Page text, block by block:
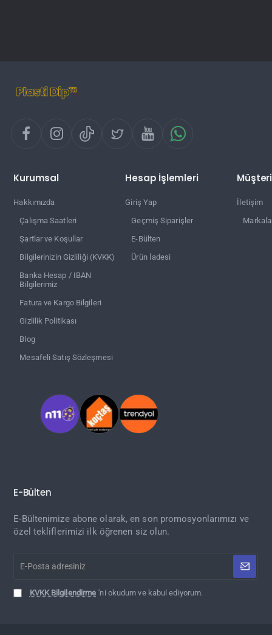
Kurumsal
Hakkımızda
Çalışma Saatleri
Şartlar ve Koşullar
Bilgilerinizin Gizliliği (KVKK)
Banka Hesap / IBAN
Bilgilerimiz
Fatura ve Kargo Bilgileri
Gizlilik Politikası
Blog
Mesafeli Satış Sözleşmesi
Hesap İşlemleri
Giriş Yap
Geçmiş Siparişler
E-Bülten
Ürün İadesi
İletişim
E-Bülten
E-Bültenimize abone olarak, en son promosyonlarımızı ve
özel tekliflerimizi ilk öğrenen siz olun.
Posta
KVKK Bilgilendirme 'ni okudum ve kabul ediyorum.